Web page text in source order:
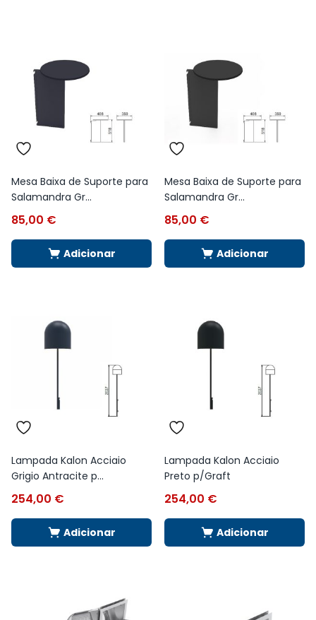
Mesa Baixa de Suporte para
Salamandra Gr...
85,00 €
Adicionar
Mesa Baixa de Suporte para
Salamandra Gr...
85,00 €
Adicionar
Lampada Kalon Acciaio
Grigio Antracite p...
254,00 €
Adicionar
Lampada Kalon Acciaio
Preto p/Graft
254,00 €
Adicionar